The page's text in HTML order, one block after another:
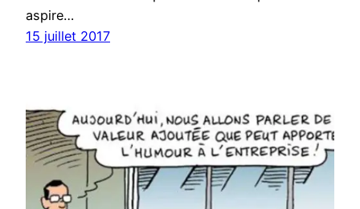
aspire…
15 juillet 2017